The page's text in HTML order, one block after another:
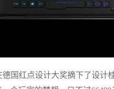
红点设计大奖摘下了设计